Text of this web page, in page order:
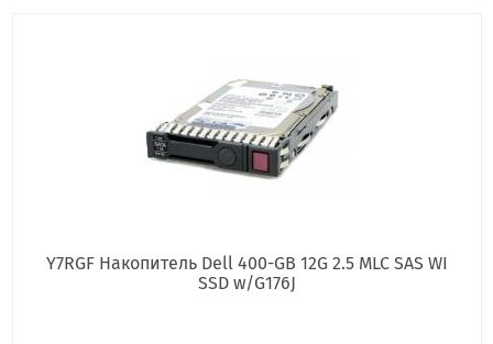
Y7RGF Накопитель Dell 400-GB 12G 2.5 MLC SAS WI
SSD w/G176J